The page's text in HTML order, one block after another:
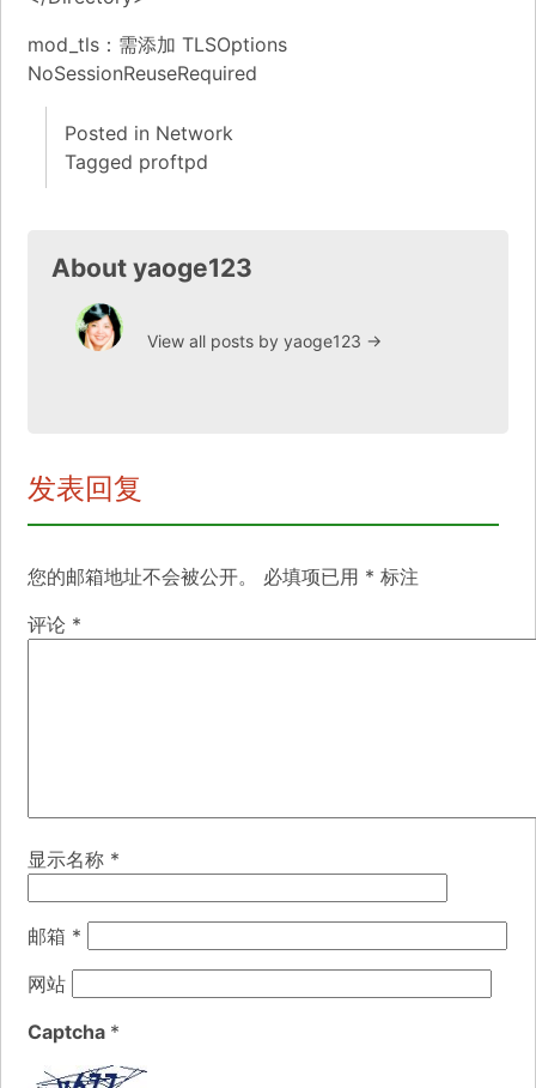
mod_tls：需添加 TLSOptions
NoSessionReuseRequired
Posted in Network
Tagged proftpd
About yaoge123
View all posts by yaoge123 →
发表回复
您的邮箱地址不会被公开。 必填项已用 * 标注
评论 *
显示名称 *
邮箱 *
网站
Captcha *